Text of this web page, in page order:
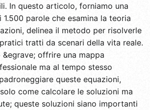
In questo articolo, forniamo una
parole che esamina la teoria
delinea il metodo per risolverle
tratti da scenari della vita reale.
offrire una mappa
ma al tempo stesso
queste equazioni,
come calcolare le soluzioni ma
queste soluzioni siano importanti